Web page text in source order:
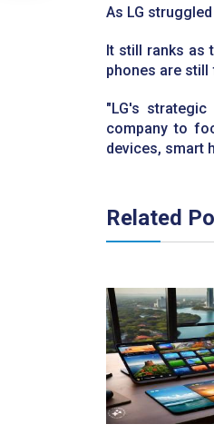
As LG
It still ranks as
phones are still
"LG's
company to
devices, smart
Related